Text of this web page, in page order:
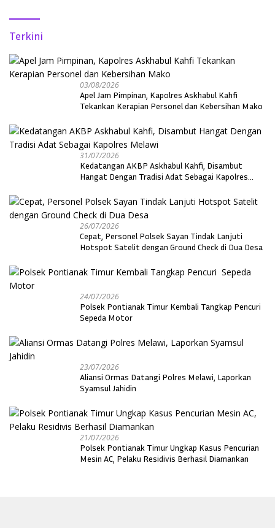
Terkini
03/08/2026
Apel Jam Pimpinan, Kapolres Askhabul Kahfi
Tekankan Kerapian Personel dan Kebersihan Mako
31/07/2026
Kedatangan AKBP Askhabul Kahfi, Disambut
Hangat Dengan Tradisi Adat Sebagai Kapolres
26/07/2026
Cepat, Personel Polsek Sayan Tindak Lanjuti
Hotspot Satelit dengan Ground Check di Dua Desa
24/07/2026
Polsek Pontianak Timur Kembali Tangkap Pencuri
Sepeda Motor
23/07/2026
Aliansi Ormas Datangi Polres Melawi, Laporkan
Syamsul Jahidin
21/07/2026
Polsek Pontianak Timur Ungkap Kasus Pencurian
Mesin AC, Pelaku Residivis Berhasil Diamankan